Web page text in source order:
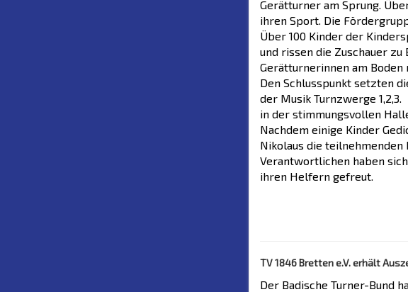
Gerätturner am Sprung.
ihren Sport. Die
Über 100 Kinder der
und rissen die Zuschauer
Gerätturnerinnen am
Den Schlusspunkt setzten
der Musik Turnzwerge
in der stimmungsvollen
Nachdem einige Kinder
Nikolaus die teilnehmenden
Verantwortlichen haben
ihren Helfern gefreut.
TV 1846 Bretten e.V. erhält
Der Badische Turner-Bund